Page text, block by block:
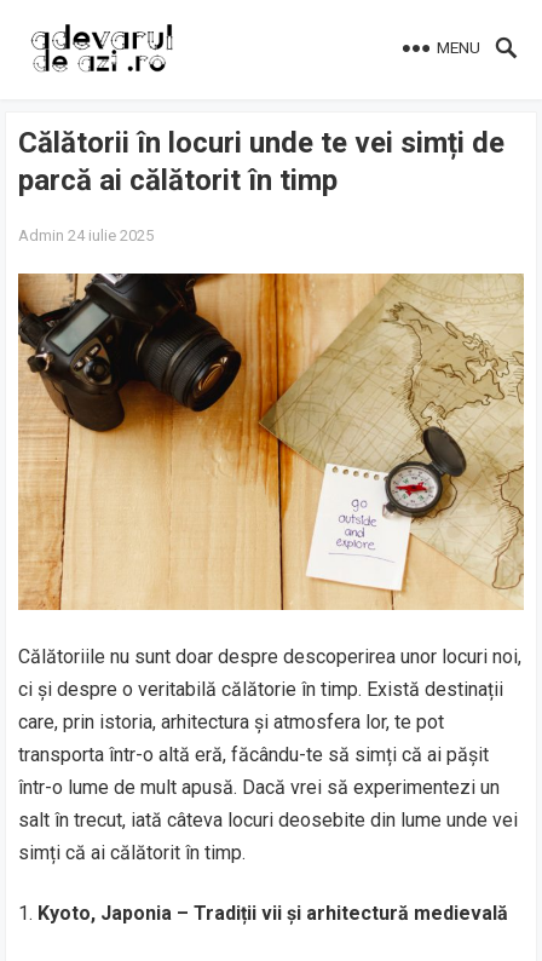
MENU
Călătorii în locuri unde te vei simți de
parcă ai călătorit în timp
Admin 24 iulie 2025
Călătoriile nu sunt doar despre descoperirea unor locuri noi,
ci și despre o veritabilă călătorie în timp. Există destinații
care, prin istoria, arhitectura și atmosfera lor, te pot
transporta într-o altă eră, făcându-te să simți că ai pășit
într-o lume de mult apusă. Dacă vrei să experimentezi un
salt în trecut, iată câteva locuri deosebite din lume unde vei
simți că ai călătorit în timp.
Kyoto, Japonia – Tradiții vii și arhitectură medievală